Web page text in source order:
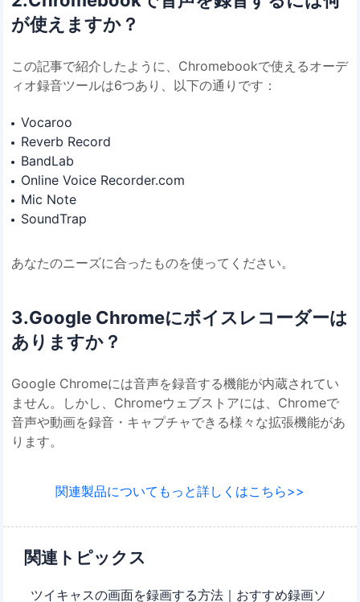
が使えますか？
この記事で紹介したように、Chromebookで使えるオーデ
ィオ録音ツールは6つあり、以下の通りです：
Vocaroo
Reverb Record
BandLab
Online Voice Recorder.com
Mic Note
SoundTrap
あなたのニーズに合ったものを使ってください。
3.Google Chromeにボイスレコーダーは
ありますか？
Google Chromeには音声を録音する機能が内蔵されてい
ません。しかし、Chromeウェブストアには、Chromeで
音声や動画を録音・キャプチャできる様々な拡張機能があ
ります。
関連製品についてもっと詳しくはこちら>>
関連トピックス
ツイキャスの画面を録画する方法｜おすすめ録画ソ